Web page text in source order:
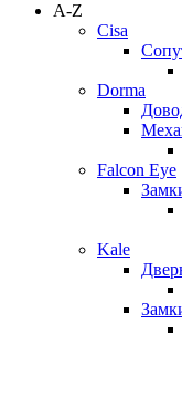
A-Z
Cisa
Dorma
Falcon Eye
Kale